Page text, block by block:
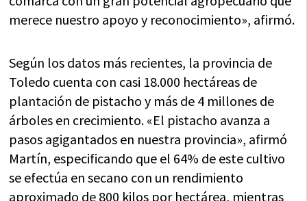
merece nuestro apoyo y reconocimiento», afirmó.
Según los datos más recientes, la provincia de
Toledo cuenta con casi 18.000 hectáreas de
plantación de pistacho y más de 4 millones de
árboles en crecimiento. «El pistacho avanza a
pasos agigantados en nuestra provincia», afirmó
Martín, especificando que el 64% de este cultivo
se efectúa en secano con un rendimiento
aproximado de 800 kilos por hectárea, mientras